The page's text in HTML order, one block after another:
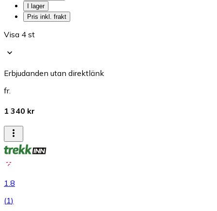
I lager
Pris inkl. frakt
Visa 4 st
Erbjudanden utan direktlänk
fr.
1 340 kr
1.8
(1)